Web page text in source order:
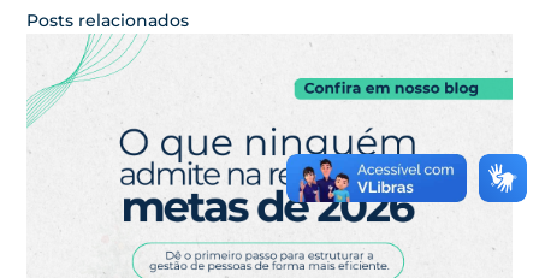
Posts relacionados